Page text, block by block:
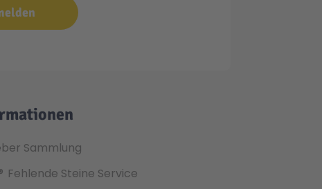
Sammlung
Fehlende Steine Service